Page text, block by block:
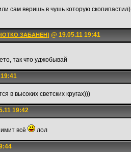
сам веришь в чушь которую скопипастил)
ЗАБАНЕН] @ 19.05.11 19:41
так что уджобывай
в высоких светских кругах)))
19:42
всё лол